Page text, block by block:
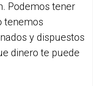
Podemos tener
tenemos
y dispuestos
dinero te puede